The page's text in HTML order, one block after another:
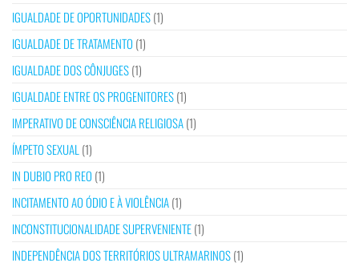
IGUALDADE DE OPORTUNIDADES(1)
IGUALDADE DE TRATAMENTO (1)
IGUALDADE DOS CÔNJUGES(1)
IGUALDADE ENTRE OS PROGENITORES(1)
IMPERATIVO DE CONSCIÊNCIA RELIGIOSA(1)
ÍMPETO SEXUAL (1)
IN DUBIO PRO REO (1)
INCITAMENTO AO ÓDIO E À VIOLÊNCIA(1)
INCONSTITUCIONALIDADE SUPERVENIENTE(1)
INDEPENDÊNCIA DOS TERRITÓRIOS ULTRAMARINOS(1)